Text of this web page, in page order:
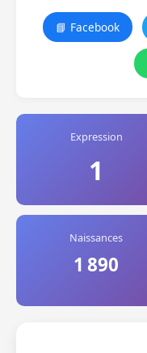
📘 Facebook
Expression
1
Naissances
1 890